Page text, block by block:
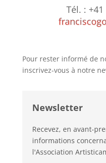
Tél. :
Pour rester informé de
inscrivez-vous à notre
Newsletter
Recevez, en avant-
informations
l'Association